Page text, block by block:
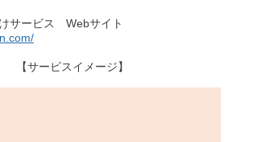
サービス Webサイト
【サービスイメージ】